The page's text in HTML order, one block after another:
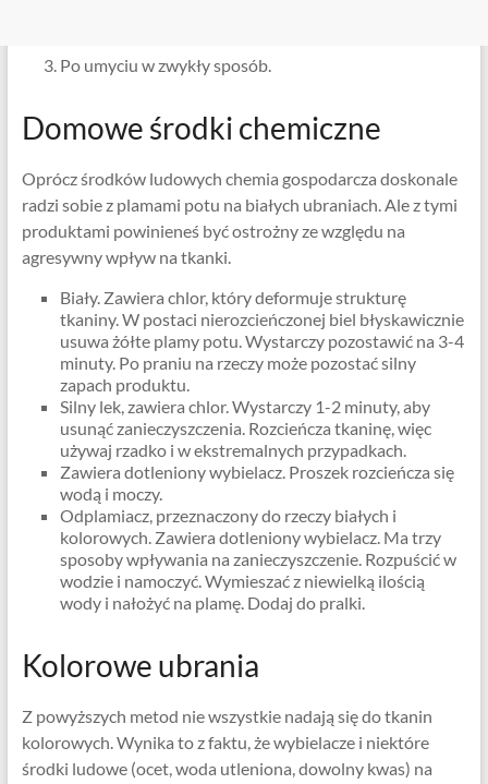
Po umyciu w zwykły sposób.
Domowe środki chemiczne
Oprócz środków ludowych chemia gospodarcza doskonale
radzi sobie z plamami potu na białych ubraniach. Ale z tymi
produktami powinieneś być ostrożny ze względu na
agresywny wpływ na tkanki.
Biały. Zawiera chlor, który deformuje strukturę
tkaniny. W postaci nierozcieńczonej biel błyskawicznie
usuwa żółte plamy potu. Wystarczy pozostawić na 3-4
minuty. Po praniu na rzeczy może pozostać silny
zapach produktu.
Silny lek, zawiera chlor. Wystarczy 1-2 minuty, aby
usunąć zanieczyszczenia. Rozcieńcza tkaninę, więc
używaj rzadko i w ekstremalnych przypadkach.
Zawiera dotleniony wybielacz. Proszek rozcieńcza się
wodą i moczy.
Odplamiacz, przeznaczony do rzeczy białych i
kolorowych. Zawiera dotleniony wybielacz. Ma trzy
sposoby wpływania na zanieczyszczenie. Rozpuścić w
wodzie i namoczyć. Wymieszać z niewielką ilością
wody i nałożyć na plamę. Dodaj do pralki.
Kolorowe ubrania
Z powyższych metod nie wszystkie nadają się do tkanin
kolorowych. Wynika to z faktu, że wybielacze i niektóre
środki ludowe (ocet, woda utleniona, dowolny kwas) na